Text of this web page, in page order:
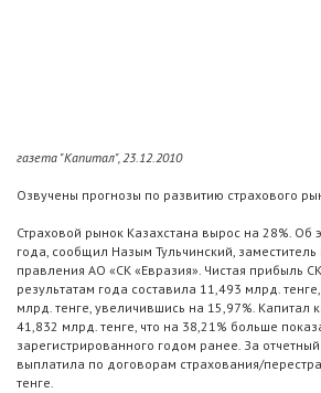
газета "Капитал", 23.12.2010
Озвучены прогнозы по развитию страхового
Страховой рынок Казахстана вырос на 28%. Об
года, сообщил Назым Тульчинский,
правления АО «СК «Евразия». Чистая прибыль
результатам года составила 11,493 млрд.
млрд. тенге, увеличившись на 15,97%. Капитал
41,832 млрд. тенге, что на 38,21% больше
зарегистрированного годом ранее. За
выплатила по договорам страхования/
тенге.